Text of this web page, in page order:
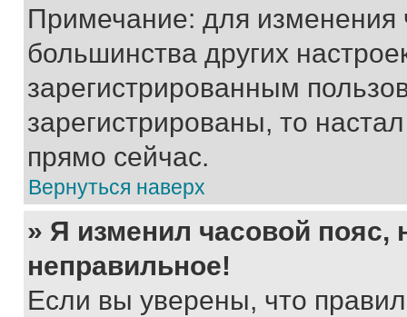
Примечание: для изменения
большинства других
зарегистрированным
зарегистрированы, то
прямо сейчас.
Вернуться наверх
» Я изменил часовой пояс,
неправильное!
Если вы уверены, что